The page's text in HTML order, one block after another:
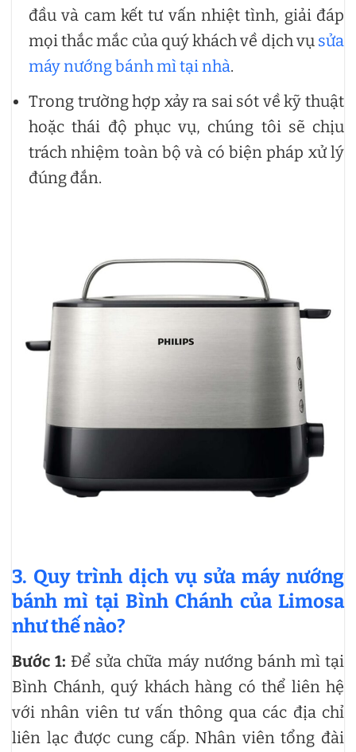
đầu và cam kết tư vấn nhiệt tình, giải đáp
mọi thắc mắc của quý khách về dịch vụ sửa
máy nướng bánh mì tại nhà.
Trong trường hợp xảy ra sai sót về kỹ thuật
hoặc thái độ phục vụ, chúng tôi sẽ chịu
trách nhiệm toàn bộ và có biện pháp xử lý
đúng đắn.
3. Quy trình dịch vụ sửa máy nướng
bánh mì tại Bình Chánh của Limosa
như thế nào?
Bước 1: Để sửa chữa máy nướng bánh mì tại
Bình Chánh, quý khách hàng có thể liên hệ
với nhân viên tư vấn thông qua các địa chỉ
liên lạc được cung cấp. Nhân viên tổng đài